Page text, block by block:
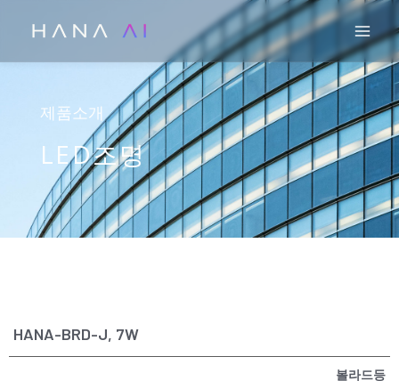
츠
제품소개
LED조명
HANA-BRD-J, 7W
볼라드등